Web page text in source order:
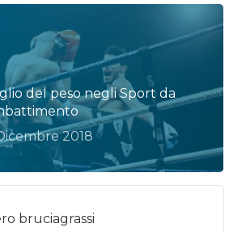
del peso negli Sport da
2018
bruciagrassi